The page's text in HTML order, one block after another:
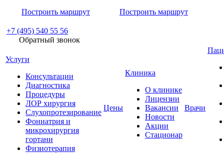
Построить маршрут
Построить маршрут
+7 (495) 540 55 56
Обратный звонок
Услуги
Консультации
Диагностика
Процедуры
ЛОР хирургия
Слухопротезирование
Фониатрия и
микрохирургия
гортани
Физиотерапия
Цены
Клиника
О клинике
Лицензии
Вакансии
Новости
Акции
Стационар
Врачи